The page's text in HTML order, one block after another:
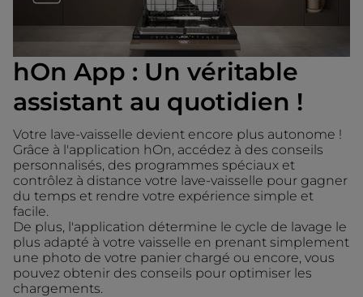
hOn App : Un véritable
assistant au quotidien !
Votre lave-vaisselle devient encore plus autonome !
Grâce à l'application hOn, accédez à des conseils
personnalisés, des programmes spéciaux et
contrôlez à distance votre lave-vaisselle pour gagner
du temps et rendre votre expérience simple et
facile.
De plus, l'application détermine le cycle de lavage le
plus adapté à votre vaisselle en prenant simplement
une photo de votre panier chargé ou encore, vous
pouvez obtenir des conseils pour optimiser les
chargements.